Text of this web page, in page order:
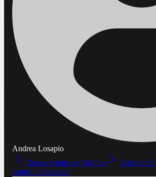
Andrea Losapio
Roma, è fatta per Molina
Calcio: la
contro il Newport